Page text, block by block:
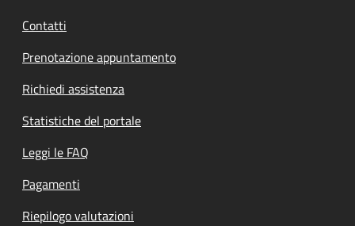
Contatti
Prenotazione appuntamento
Richiedi assistenza
Statistiche del portale
Leggi le FAQ
Pagamenti
Riepilogo valutazioni